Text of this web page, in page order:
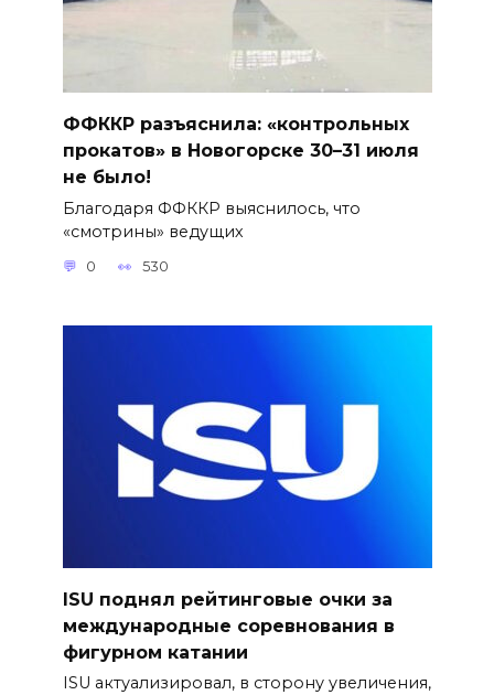
ФФККР разъяснила: «контрольных
прокатов» в Новогорске 30–31 июля
не было!
Благодаря ФФККР выяснилось, что
«смотрины» ведущих
0 530
ISU поднял рейтинговые очки за
международные соревнования в
фигурном катании
ISU актуализировал, в сторону увеличения,